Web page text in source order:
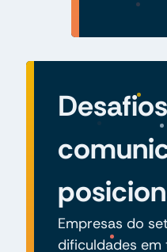
Empresas do
dificuldades